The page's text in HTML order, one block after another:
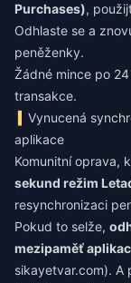
Purchases),
Odhlaste se a
peněženky.
Žádné mince po
transakce.
Vynucená
aplikace
Komunitní oprava,
sekund režim
resynchronizaci
Pokud to selže,
mezipaměť
sikayetvar.com). A